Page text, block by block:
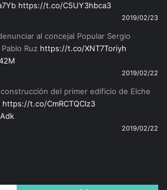
https://t.co/C5UY3hbca3
2019/02/23
al concejal Popular Sergio
Ruz https://t.co/XNT7Toriyh
2019/02/22
del primer edificio de Elche
https://t.co/CmRCTQClz3
2019/02/22